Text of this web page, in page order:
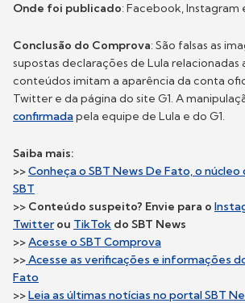
Onde foi publicado: Facebook, Instagram
Conclusão do Comprova: São falsas as
supostas declarações de Lula relacionadas
conteúdos imitam a aparência da conta
Twitter e da página do site G1. A
confirmadapela equipe de Lula e do G1.
Saiba mais:
>>Conheça o SBT News De Fato, o
SBT
>> Conteúdo suspeito? Envie para o
Twitterou TikTok do SBT News
>>Acesse o SBT Comprova
>>Acesse as verificações e informações
Fato
>>Leia as últimas notícias no portal SBT